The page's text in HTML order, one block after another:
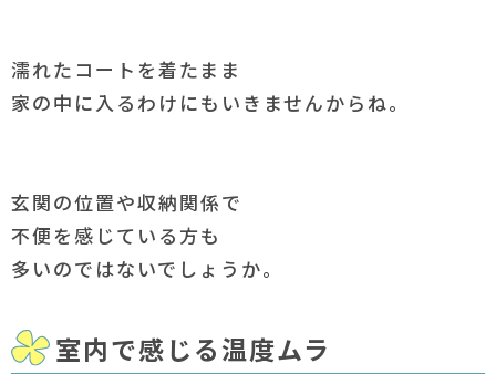
濡れたコートを着たまま
家の中に入るわけにもいきませんからね。
玄関の位置や収納関係で
不便を感じている方も
多いのではないでしょうか。
室内で感じる温度ムラ